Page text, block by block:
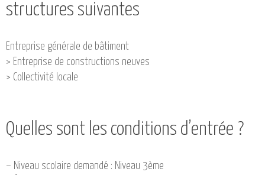
structures suivantes
Entreprise générale de bâtiment
> Entreprise de constructions neuves
> Collectivité locale
Quelles sont les conditions d’entrée ?
– Niveau scolaire demandé : Niveau 3ème